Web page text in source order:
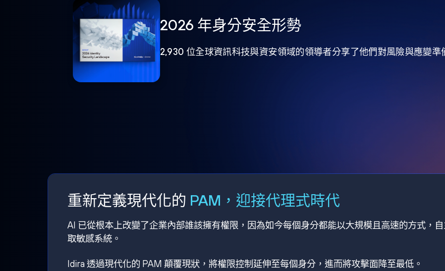
2026 年身分安全形勢
2,930 位全球資訊科技與資安領域的領導者分享了他們對風險與應變準
重新定義現代化的 PAM，迎接代理式時代
AI 已從根本上改變了企業內部誰該擁有權限，因為如今每個身分都能以大規模且高速的方式，
取敏感系統。
Idira 透過現代化的 PAM 顛覆現狀，將權限控制延伸至每個身分，進而將攻擊面降至最低。